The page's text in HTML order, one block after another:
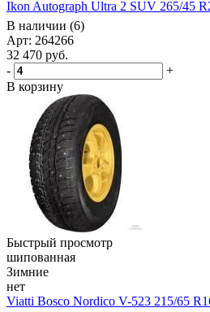
Ikon Autograph Ultra 2 SUV 265/45
В наличии (6)
Арт: 264266
32 470 руб.
-
+
В корзину
Быстрый просмотр
шипованная
Зимние
нет
Viatti Bosco Nordico V-523 215/65